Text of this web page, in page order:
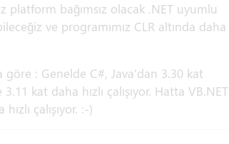
platform bağımsız olacak .NET uyumlu
ve programımız CLR altında daha
: Genelde C#, Java'dan 3.30 kat
kat daha hızlı çalışıyor. Hatta VB.NET
çalışıyor. :-)